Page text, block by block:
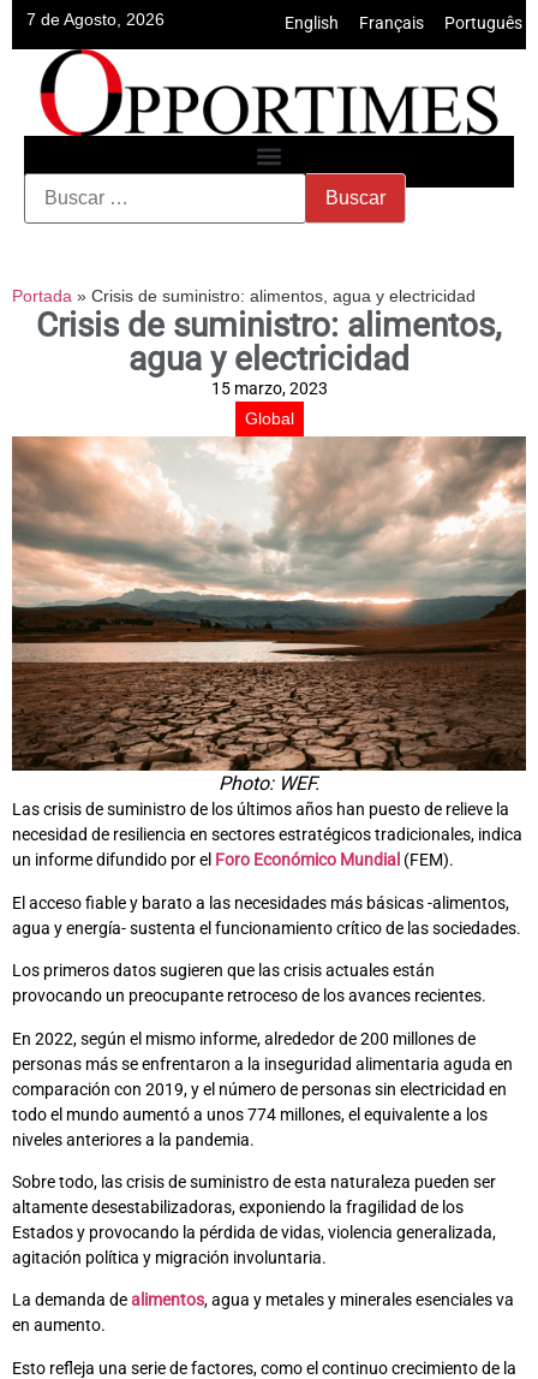
7 de Agosto, 2026 English Français Português
Portada » Crisis de suministro: alimentos, agua y electricidad
Crisis de suministro: alimentos,
agua y electricidad
15 marzo, 2023
Global
Photo: WEF.
Las crisis de suministro de los últimos años han puesto de relieve la
necesidad de resiliencia en sectores estratégicos tradicionales, indica
un informe difundido por el Foro Económico Mundial (FEM).
El acceso fiable y barato a las necesidades más básicas -alimentos,
agua y energía- sustenta el funcionamiento crítico de las sociedades.
Los primeros datos sugieren que las crisis actuales están
provocando un preocupante retroceso de los avances recientes.
En 2022, según el mismo informe, alrededor de 200 millones de
personas más se enfrentaron a la inseguridad alimentaria aguda en
comparación con 2019, y el número de personas sin electricidad en
todo el mundo aumentó a unos 774 millones, el equivalente a los
niveles anteriores a la pandemia.
Sobre todo, las crisis de suministro de esta naturaleza pueden ser
altamente desestabilizadoras, exponiendo la fragilidad de los
Estados y provocando la pérdida de vidas, violencia generalizada,
agitación política y migración involuntaria.
La demanda dealimentos, agua y metales y minerales esenciales va
en aumento.
Esto refleja una serie de factores, como el continuo crecimiento de la